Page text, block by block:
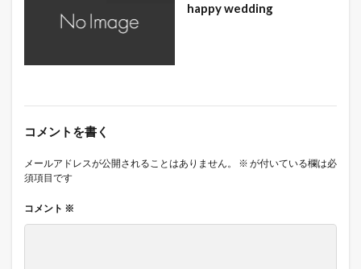
happy wedding
コメントを書く
メールアドレスが公開されることはありません。 ※ が付いている欄は必
須項目です
コメント ※